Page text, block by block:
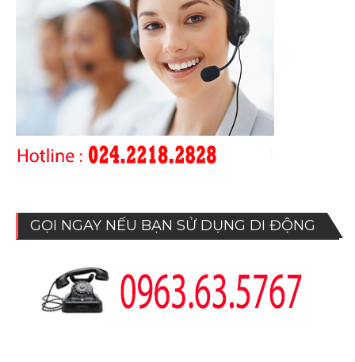
GỌI NGAY NẾU BẠN SỬ DỤNG DI ĐỘNG